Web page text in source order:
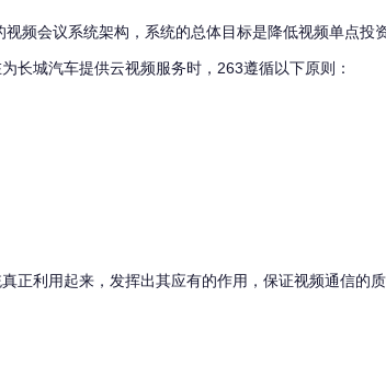
会议系统架构，系统的总体目标是降低视频单点投
长城汽车提供云视频服务时，263遵循以下原则：
利用起来，发挥出其应有的作用，保证视频通信的质